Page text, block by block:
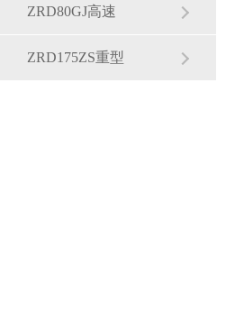
ZRD80GJ高速
ZRD175ZS重型